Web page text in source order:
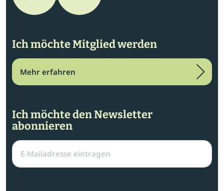
Ich möchte Mitglied werden
Mehr erfahren
Ich möchte den Newsletter
abonnieren